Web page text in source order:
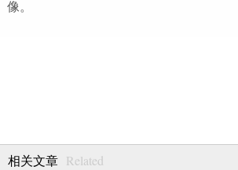
像。
相关文章 Related